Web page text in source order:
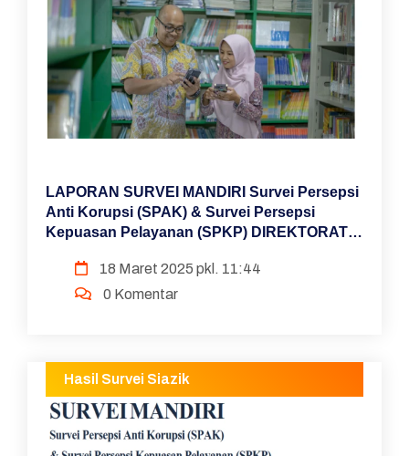
LAPORAN SURVEI MANDIRI Survei Persepsi
Anti Korupsi (SPAK) & Survei Persepsi
Kepuasan Pelayanan (SPKP) DIREKTORAT
TAHUN 202418 Maret 2025 pkl. 11:44
0 Komentar
Hasil Survei Siazik